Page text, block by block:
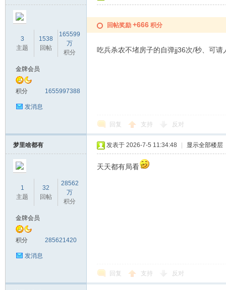
3
主题
1538
回帖
165599
万
积分
金牌会员
积分 1655997388
发消息
回帖奖励 +666 积分
吃兵杀农不堵房子的自弹jj36次/秒、可请
回复 支持 反对
梦里啥都有
1
主题
32
回帖
28562
万
积分
金牌会员
积分 285621420
发消息
发表于 2026-7-5 11:34:48 显示全部楼层
天天都有局看
回复 支持 反对